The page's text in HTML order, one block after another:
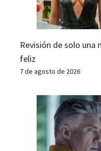
Revisión de solo una
feliz
7 de agosto de 2026